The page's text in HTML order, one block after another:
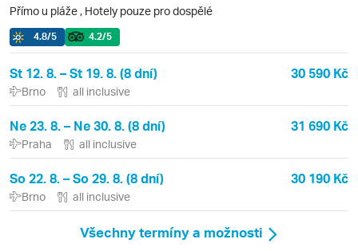
Přímo u pláže , Hotely pouze pro dospělé
4.8/5 4.2/5
St 12. 8. – St 19. 8. (8 dní) 30 590 Kč
Brno all inclusive
Ne 23. 8. – Ne 30. 8. (8 dní) 31 690 Kč
Praha all inclusive
So 22. 8. – So 29. 8. (8 dní) 30 190 Kč
Brno all inclusive
Všechny termíny a možnosti